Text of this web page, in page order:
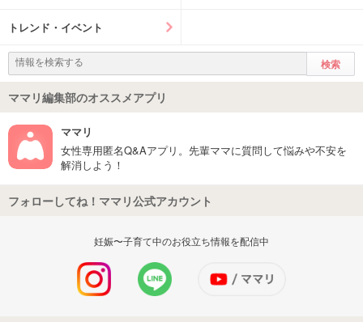
トレンド・イベント
ママリ編集部のオススメアプリ
ママリ
女性専用匿名Q&Aアプリ。先輩ママに質問して悩みや不安を
解消しよう！
フォローしてね！ママリ公式アカウント
妊娠〜子育て中のお役立ち情報を配信中